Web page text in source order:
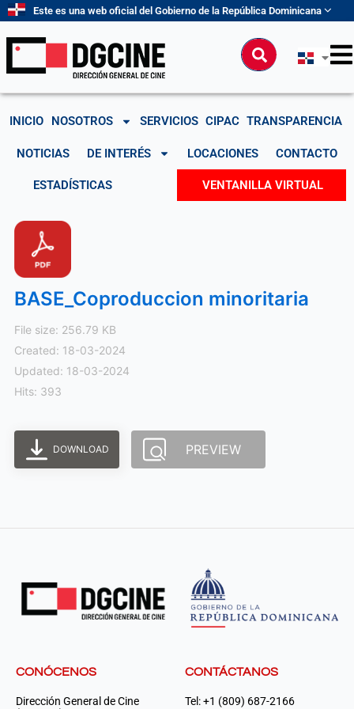
contenido
Este es una web oficial del Gobierno de la República Dominicana
Buscar
INICIO NOSOTROS SERVICIOS CIPAC TRANSPARENCIA
NOTICIAS DE INTERÉS LOCACIONES CONTACTO
ESTADÍSTICAS VENTANILLA VIRTUAL
BASE_Coproduccion minoritaria
File size: 256.79 KB
Created: 18-03-2024
Updated: 18-03-2024
Hits: 393
DOWNLOAD PREVIEW
CONÓCENOS
Dirección General de Cine
CONTÁCTANOS
Tel: +1 (809) 687-2166